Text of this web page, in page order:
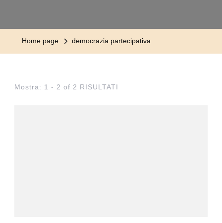
Home page democrazia partecipativa
Mostra: 1 - 2 of 2 RISULTATI